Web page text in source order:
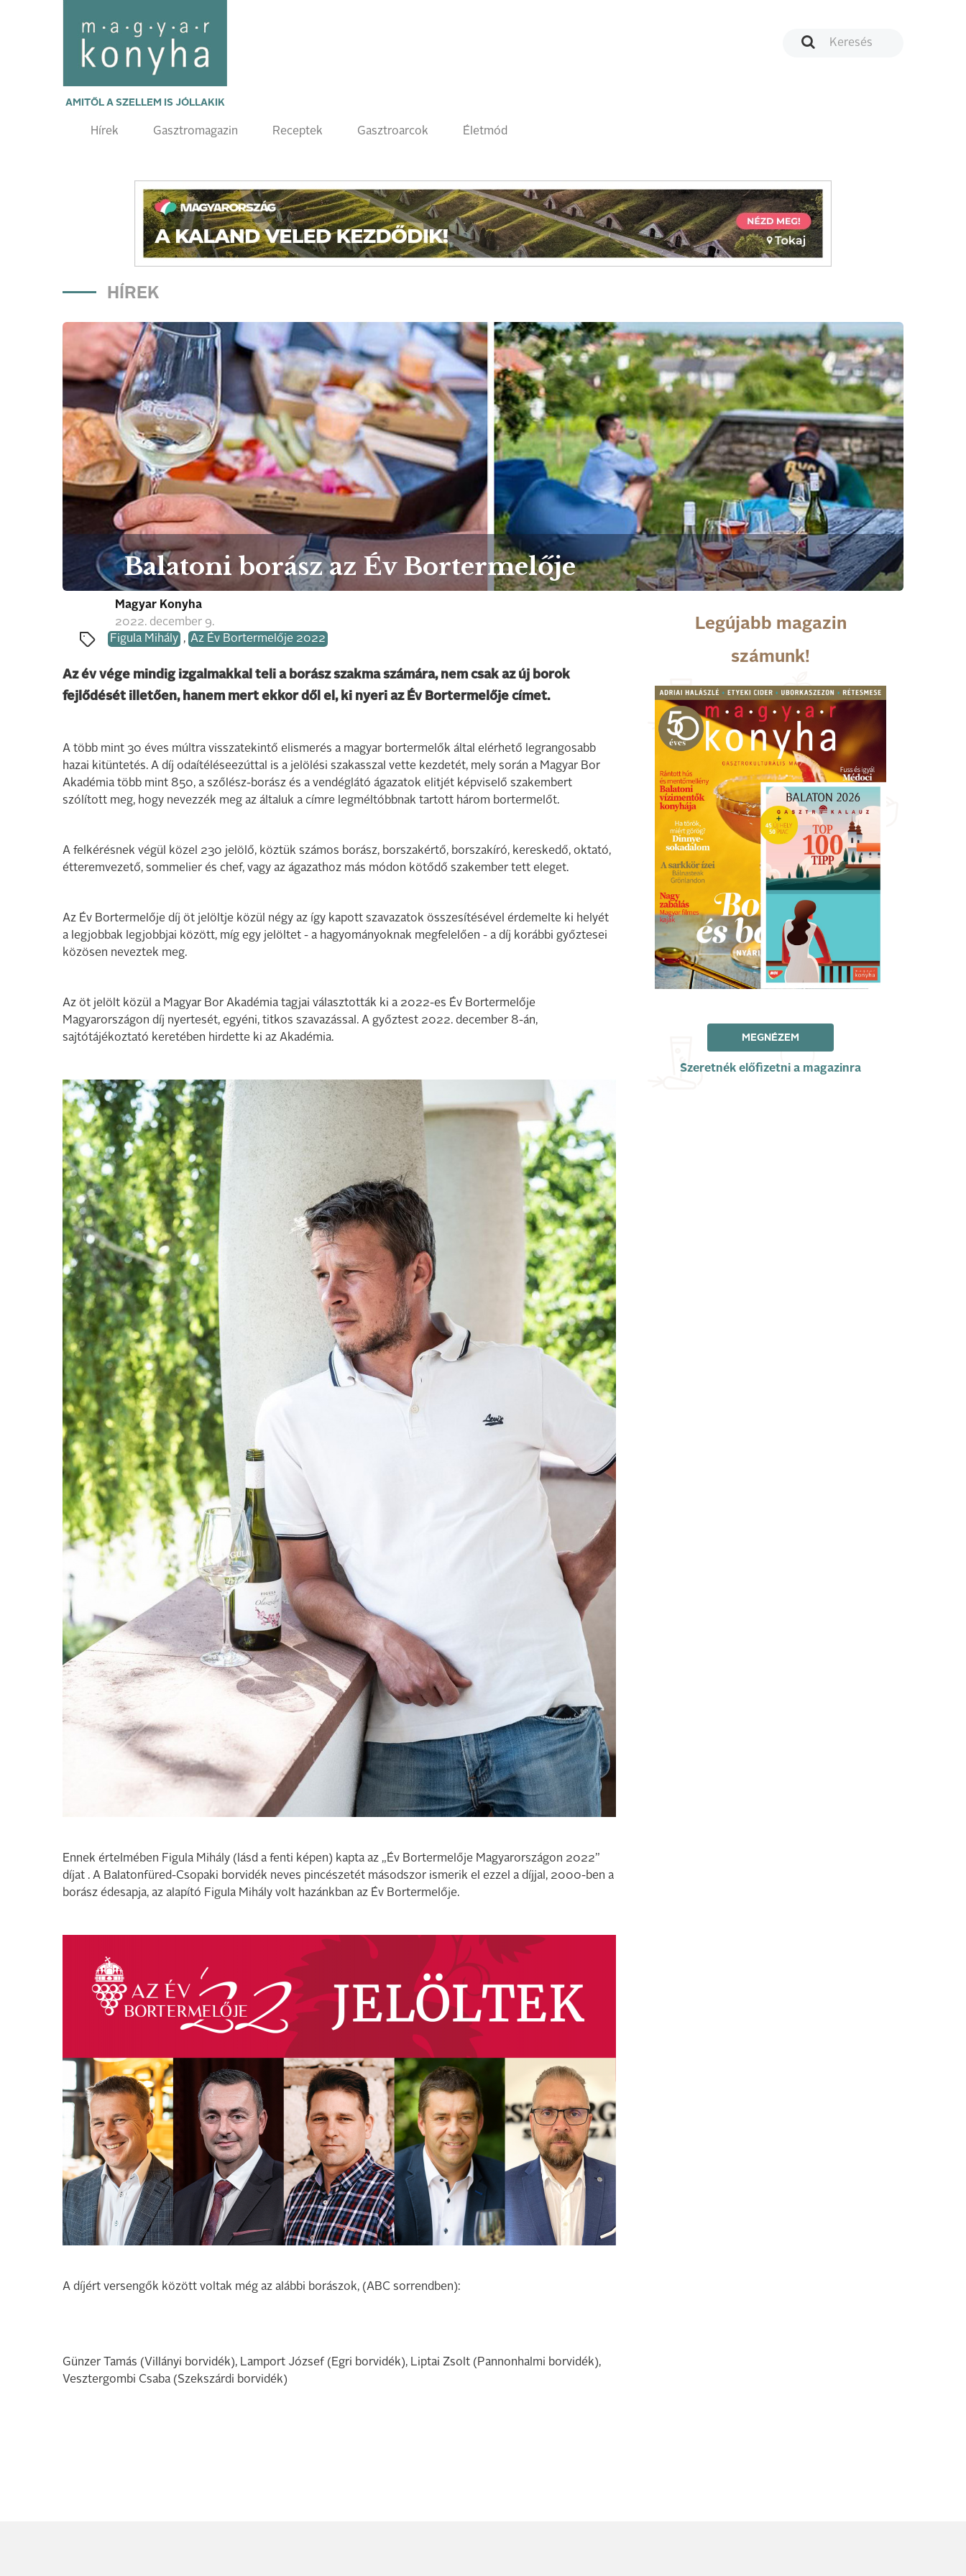
AMITŐL A SZELLEM IS JÓLLAKIK
Hírek Gasztromagazin Receptek Gasztroarcok Életmód
HÍREK
Balatoni borász az Év Bortermelője
Magyar Konyha
2022. december 9.
Figula Mihály , Az Év Bortermelője 2022
Az év vége mindig izgalmakkal teli a borász szakma számára, nem csak az új borok
fejlődését illetően, hanem mert ekkor dől el, ki nyeri az Év Bortermelője címet.
A több mint 30 éves múltra visszatekintő elismerés a magyar bortermelők által elérhető legrangosabb
hazai kitüntetés. A díj odaítéléseezúttal is a jelölési szakasszal vette kezdetét, mely során a Magyar Bor
Akadémia több mint 850, a szőlész-borász és a vendéglátó ágazatok elitjét képviselő szakembert
szólított meg, hogy nevezzék meg az általuk a címre legméltóbbnak tartott három bortermelőt.
A felkérésnek végül közel 230 jelölő, köztük számos borász, borszakértő, borszakíró, kereskedő, oktató,
étteremvezető, sommelier és chef, vagy az ágazathoz más módon kötődő szakember tett eleget.
Az Év Bortermelője díj öt jelöltje közül négy az így kapott szavazatok összesítésével érdemelte ki helyét
a legjobbak legjobbjai között, míg egy jelöltet - a hagyományoknak megfelelően - a díj korábbi győztesei
közösen neveztek meg.
Az öt jelölt közül a Magyar Bor Akadémia tagjai választották ki a 2022-es Év Bortermelője
Magyarországon díj nyertesét, egyéni, titkos szavazással. A győztest 2022. december 8-án,
sajtótájékoztató keretében hirdette ki az Akadémia.
Ennek értelmében Figula Mihály (lásd a fenti képen) kapta az „Év Bortermelője Magyarországon 2022”
díjat . A Balatonfüred-Csopaki borvidék neves pincészetét másodszor ismerik el ezzel a díjjal, 2000-ben a
borász édesapja, az alapító Figula Mihály volt hazánkban az Év Bortermelője.
A díjért versengők között voltak még az alábbi borászok, (ABC sorrendben):
Günzer Tamás (Villányi borvidék), Lamport József (Egri borvidék), Liptai Zsolt (Pannonhalmi borvidék),
Vesztergombi Csaba (Szekszárdi borvidék)
Legújabb magazin
számunk!
MEGNÉZEM
Szeretnék előfizetni a magazinra